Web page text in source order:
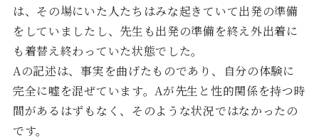
は、その場にいた人たちはみな起きていて出発の準備
をしていましたし、先生も出発の準備を終え外出着に
も着替え終わっていた状態でした。
Aの記述は、事実を曲げたものであり、自分の体験に
完全に嘘を混ぜています。Aが先生と性的関係を持つ時
間があるはずもなく、そのような状況ではなかったの
です。